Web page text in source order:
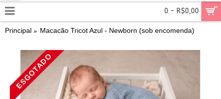
0 - R$0,00
Principal Macacão Tricot Azul - Newborn (sob encomenda)
ESGOTADO